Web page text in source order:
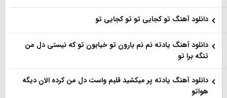
دانلود آهنگ تو کجایی تو تو کجایی تو
دانلود آهنگ یادته نم نم بارون تو خیابون تو که نیستی دل من
تنگه برا تو
دانلود آهنگ یادته پر میکشید قلبم واست دل من کرده الان دیگه
هواتو